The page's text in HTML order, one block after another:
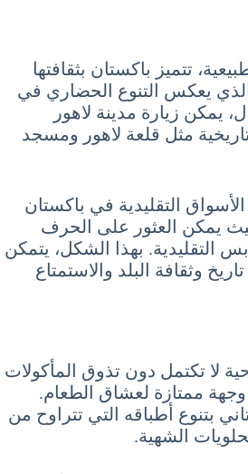
تتميز باكستان بثقافتها
الذي يعكس التنوع الحضاري في
يمكن زيارة مدينة لاهور
مثل قلعة لاهور ومسجد
التقليدية في باكستان
يمكن العثور على الحرف
التقليدية. بهذا الشكل، يتمكن
وثقافة البلد والاستمتاع
لا تكتمل دون تذوق المأكولات
وجهة ممتازة لعشاق الطعام.
بتنوع أطباقه التي تتراوح من
الشهية.